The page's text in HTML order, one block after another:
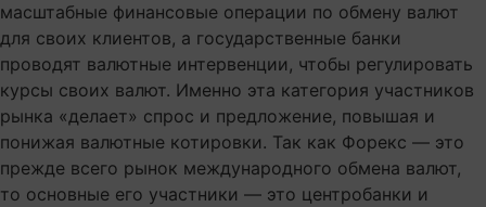
масштабные финансовые операции по обмену валют
для своих клиентов, а государственные банки
проводят валютные интервенции, чтобы регулировать
курсы своих валют. Именно эта категория участников
рынка «делает» спрос и предложение, повышая и
понижая валютные котировки. Так как Форекс — это
прежде всего рынок международного обмена валют,
то основные его участники — это центробанки и